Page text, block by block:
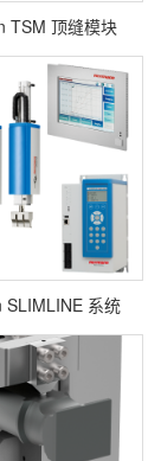
TSM 顶缝模块
SLIMLINE 系统